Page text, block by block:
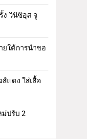
ง วินิซิอุส จู
ยใต้การนำขอ
แดง ใส่เสื้อ
ม่ปรับ 2